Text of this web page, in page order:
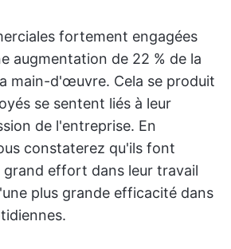
fortement engagées
augmentation de 22 % de la
main-d'œuvre. Cela se produit
se sentent liés à leur
de l'entreprise. En
constaterez qu'ils font
grand effort dans leur travail
plus grande efficacité dans